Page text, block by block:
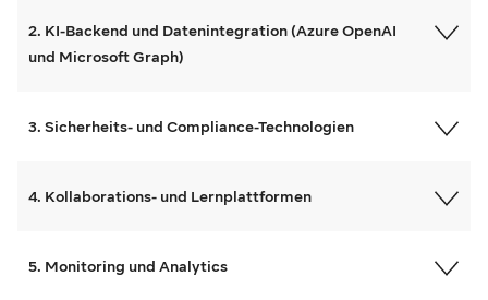
2. KI-Backend und Datenintegration (Azure OpenAI
und Microsoft Graph)
3. Sicherheits- und Compliance-Technologien
4. Kollaborations- und Lernplattformen
5. Monitoring und Analytics